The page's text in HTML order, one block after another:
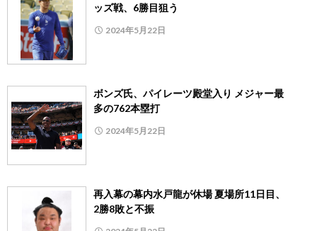
ッズ戦、6勝目狙う
2024年5月22日
ボンズ氏、パイレーツ殿堂入り メジャー最
多の762本塁打
2024年5月22日
再入幕の幕内水戸龍が休場 夏場所11日目、
2勝8敗と不振